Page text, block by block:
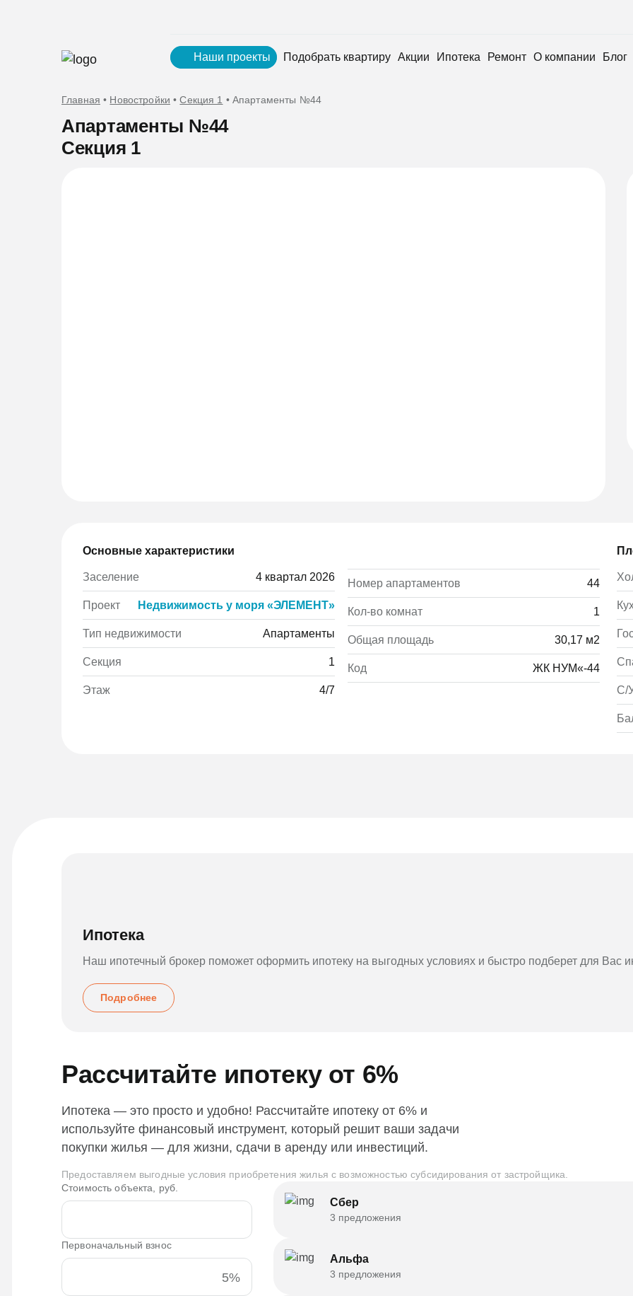
Наши проекты Подобрать квартиру Акции Ипотека Ремонт О компании Блог
Главная • Новостройки •Секция 1 • Апартаменты №44
Апартаменты №44
Секция 1
Основные характеристики
Заселение 4 квартал 2026
Проект Недвижимость у моря «ЭЛЕМЕНТ»
Тип недвижимости Апартаменты
Секция 1
Этаж 4/7
Номер апартаментов 44
Кол-во комнат 1
Общая площадь 30,17 м2
Код ЖК НУМ«-44
С/
Ипотека
Наш ипотечный брокер поможет оформить ипотеку на выгодных условиях и быстро подберет для Вас
Подробнее
Рассчитайте ипотеку от 6%
Ипотека — это просто и удобно! Рассчитайте ипотеку от 6% и
используйте финансовый инструмент, который решит ваши задачи
покупки жилья — для жизни, сдачи в аренду или инвестиций.
Предоставляем выгодные условия приобретения жилья с возможностью субсидирования от застройщика.
Стоимость объекта, руб.
Первоначальный взнос
5%
Сбер
3 предложения
Альфа
3 предложения